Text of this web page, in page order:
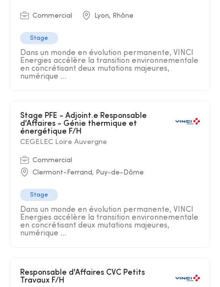
Commercial Lyon, Rhône
Stage
Dans un monde en évolution permanente, VINCI
Energies accélère la transition environnementale
en concrétisant deux mutations majeures,
numérique ...
Stage PFE - Adjoint.e Responsable
d'Affaires - Génie thermique et
énergétique F/H
CEGELEC Loire Auvergne
Commercial
Clermont-Ferrand, Puy-de-Dôme
Stage
Dans un monde en évolution permanente, VINCI
Energies accélère la transition environnementale
en concrétisant deux mutations majeures,
numérique ...
Responsable d'Affaires CVC Petits
Travaux F/H